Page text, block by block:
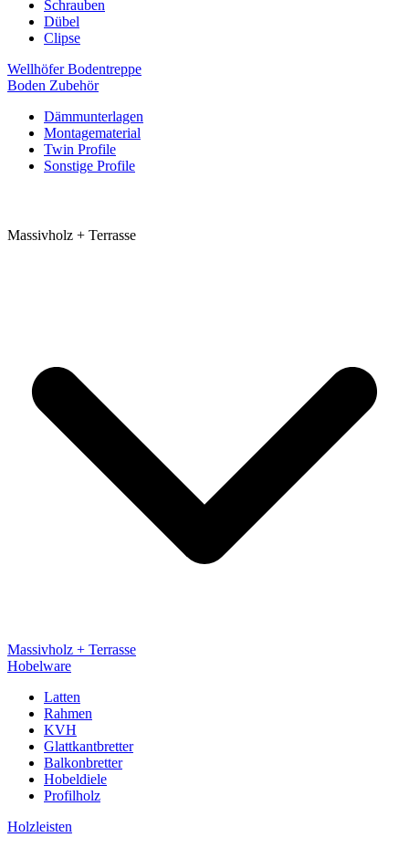
Schrauben
Dübel
Clipse
Wellhöfer Bodentreppe
Boden Zubehör
Dämmunterlagen
Montagematerial
Twin Profile
Sonstige Profile
Massivholz + Terrasse
Massivholz + Terrasse
Hobelware
Latten
Rahmen
KVH
Glattkantbretter
Balkonbretter
Hobeldiele
Profilholz
Holzleisten